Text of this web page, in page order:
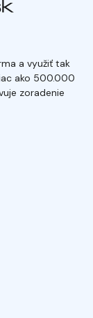
a využiť tak
ako 500.000
zoradenie